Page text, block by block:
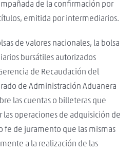
de la confirmación por
emitida por intermediarios.
de valores nacionales, la bolsa
bursátiles autorizados
de Recaudación del
de Administración Aduanera
las cuentas o billeteras que
las operaciones de adquisición de
fe de juramento que las mismas
a la realización de las